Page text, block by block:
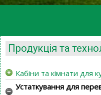
Продукція та
Кабіни та кімнати для
Устаткування для